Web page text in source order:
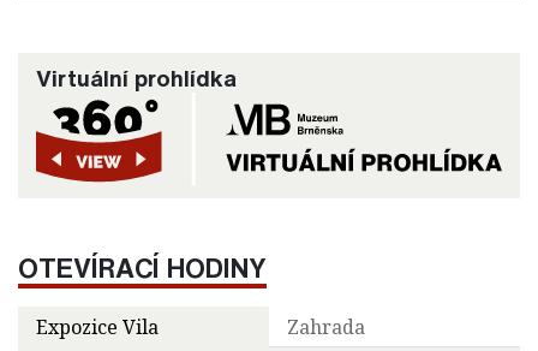
Virtuální prohlídka
OTEVÍRACÍ HODINY
Expozice Vila Zahrada